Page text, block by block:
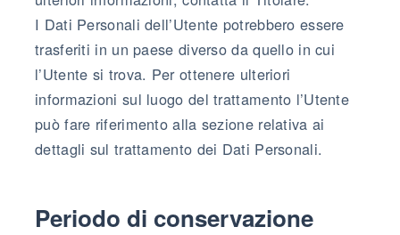
I Dati Personali dell’Utente potrebbero essere
trasferiti in un paese diverso da quello in cui
l’Utente si trova. Per ottenere ulteriori
informazioni sul luogo del trattamento l’Utente
può fare riferimento alla sezione relativa ai
dettagli sul trattamento dei Dati Personali.
Periodo di conservazione